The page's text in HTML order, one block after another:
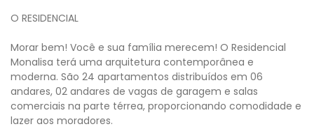
O RESIDENCIAL
Morar bem! Você e sua família merecem! O Residencial
Monalisa terá uma arquitetura contemporânea e
moderna. São 24 apartamentos distribuídos em 06
andares, 02 andares de vagas de garagem e salas
comerciais na parte térrea, proporcionando comodidade e
lazer aos moradores.